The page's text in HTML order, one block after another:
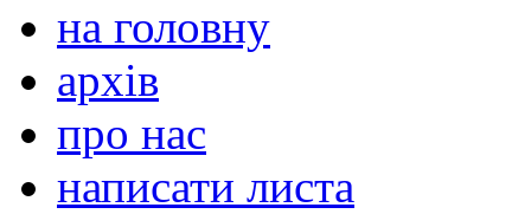
на головну
архів
про нас
написати листа